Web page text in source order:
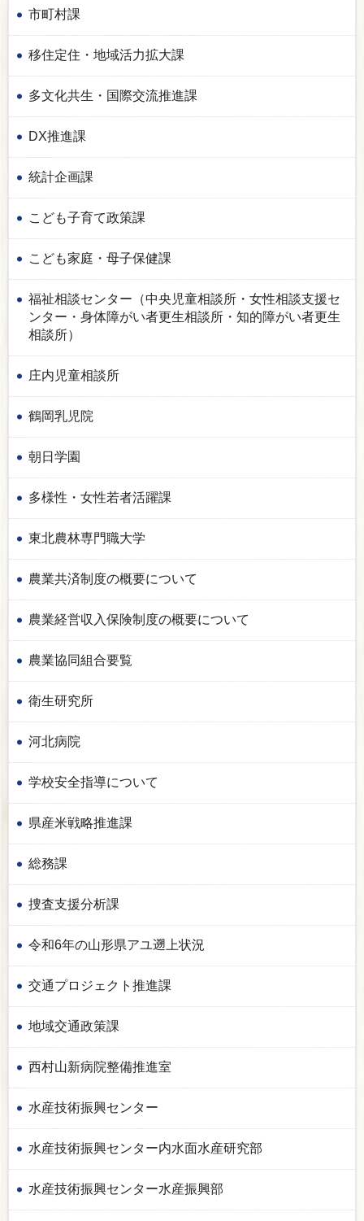
市町村課
移住定住・地域活力拡大課
多文化共生・国際交流推進課
DX推進課
統計企画課
こども子育て政策課
こども家庭・母子保健課
福祉相談センター（中央児童相談所・女性相談支援セ
ンター・身体障がい者更生相談所・知的障がい者更生
相談所）
庄内児童相談所
鶴岡乳児院
朝日学園
多様性・女性若者活躍課
東北農林専門職大学
農業共済制度の概要について
農業経営収入保険制度の概要について
農業協同組合要覧
衛生研究所
河北病院
学校安全指導について
県産米戦略推進課
総務課
捜査支援分析課
令和6年の山形県アユ遡上状況
交通プロジェクト推進課
地域交通政策課
西村山新病院整備推進室
水産技術振興センター
水産技術振興センター内水面水産研究部
水産技術振興センター水産振興部